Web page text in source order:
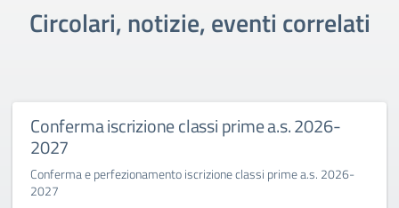
Circolari, notizie, eventi correlati
Conferma iscrizione classi prime a.s. 2026-
2027
Conferma e perfezionamento iscrizione classi prime a.s. 2026-
2027